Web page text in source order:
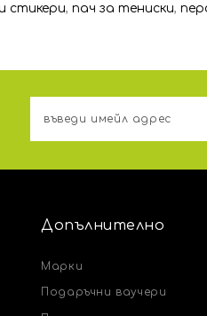
стикери, пач за тениски,
Допълнително
Марки
Подаръчни ваучери